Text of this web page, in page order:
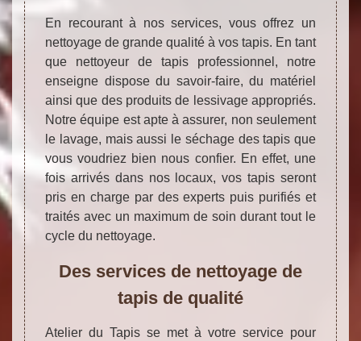
En recourant à nos services, vous offrez un
nettoyage de grande qualité à vos tapis. En tant
que nettoyeur de tapis professionnel, notre
enseigne dispose du savoir-faire, du matériel
ainsi que des produits de lessivage appropriés.
Notre équipe est apte à assurer, non seulement
le lavage, mais aussi le séchage des tapis que
vous voudriez bien nous confier. En effet, une
fois arrivés dans nos locaux, vos tapis seront
pris en charge par des experts puis purifiés et
traités avec un maximum de soin durant tout le
cycle du nettoyage.
Des services de nettoyage de
tapis de qualité
Atelier du Tapis se met à votre service pour